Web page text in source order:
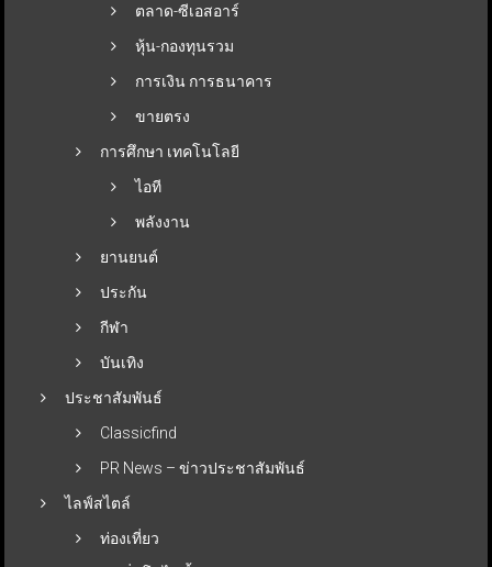
ตลาด-ซีเอสอาร์
หุ้น-กองทุนรวม
การเงิน การธนาคาร
ขายตรง
การศึกษา เทคโนโลยี
ไอที
พลังงาน
ยานยนต์
ประกัน
กีฬา
บันเทิง
ประชาสัมพันธ์
Classicfind
PR News – ข่าวประชาสัมพันธ์
ไลฟ์สไตล์
ท่องเที่ยว